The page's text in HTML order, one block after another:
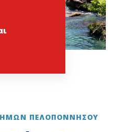
ΠΕΛΟΠΟΝΝΉΣΟΥ